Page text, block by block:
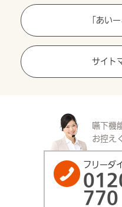
「あい
サイト
嚥下機
お控え
フリーダ
770